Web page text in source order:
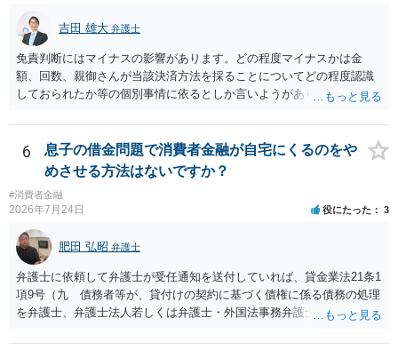
吉田 雄大 弁護士
免責判断にはマイナスの影響があります。どの程度マイナスかは金
額、回数、親御さんが当該決済方法を採ることについてどの程度認識
しておられたか等の個別事情に依るとしか言いようがありません。 と
なって相談し、善後策を考えることをお勧めします。
6
息子の借金問題で消費者金融が自宅にくるのをや
めさせる方法はないですか？
#消費者金融
2026年7月24日 役にたった 3
肥田 弘昭 弁護士
弁護士に依頼して弁護士が受任通知を送付していれば、貸金業法21条1
項9号（九 債務者等が、貸付けの契約に基づく債権に係る債務の処理
を弁護士、弁護士法人若しくは弁護士・外国法事務弁護士共同法人若
等」という。）に委託し、又はその処理のため必要な裁判所における